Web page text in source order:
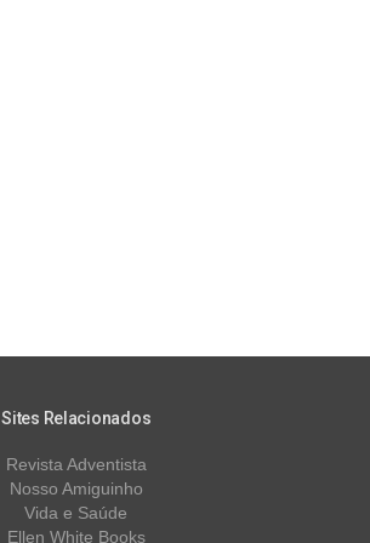
Sites Relacionados
Revista Adventista
Nosso Amiguinho
Vida e Saúde
Ellen White Books